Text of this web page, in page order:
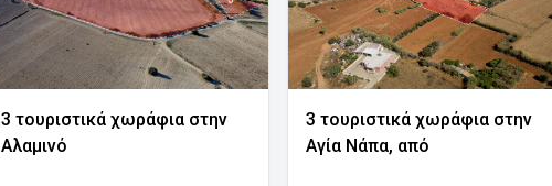
3 τουριστικά χωράφια στην
Αλαμινό
3 τουριστικά χωράφια στην
Αγία Νάπα, από